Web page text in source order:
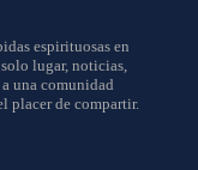
espirituosas en
lugar, noticias,
una comunidad
placer de compartir.